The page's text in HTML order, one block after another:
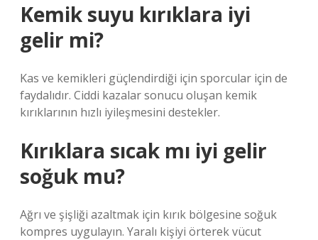
Kemik suyu kırıklara iyi
gelir mi?
Kas ve kemikleri güçlendirdiği için sporcular için de
faydalıdır. Ciddi kazalar sonucu oluşan kemik
kırıklarının hızlı iyileşmesini destekler.
Kırıklara sıcak mı iyi gelir
soğuk mu?
Ağrı ve şişliği azaltmak için kırık bölgesine soğuk
kompres uygulayın. Yaralı kişiyi örterek vücut